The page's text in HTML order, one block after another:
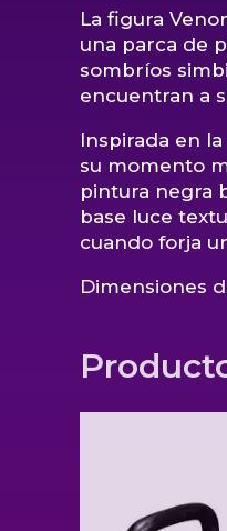
La figura
una parca de
sombríos
encuentran a
Inspirada en
su momento
pintura negra
base luce
cuando forja
Dimensiones